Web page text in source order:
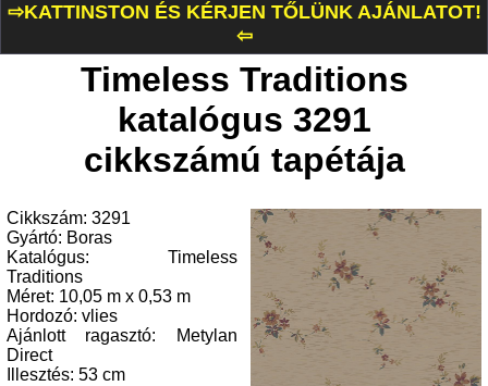
⇨KATTINSTON ÉS KÉRJEN TŐLÜNK AJÁNLATOT!
⇦
Timeless Traditions
katalógus 3291
cikkszámú tapétája
Cikkszám: 3291
Gyártó: Boras
Katalógus: Timeless
Traditions
Méret: 10,05 m x 0,53 m
Hordozó: vlies
Ajánlott ragasztó: Metylan
Direct
Illesztés: 53 cm